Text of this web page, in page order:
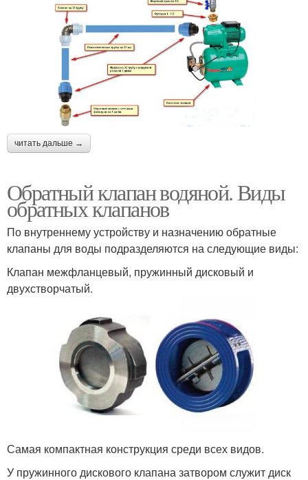
читать дальше →
Обратный клапан водяной. Виды
обратных клапанов
По внутреннему устройству и назначению обратные
клапаны для воды подразделяются на следующие виды:
Клапан межфланцевый, пружинный дисковый и
двухстворчатый.
Самая компактная конструкция среди всех видов.
У пружинного дискового клапана затвором служит диск